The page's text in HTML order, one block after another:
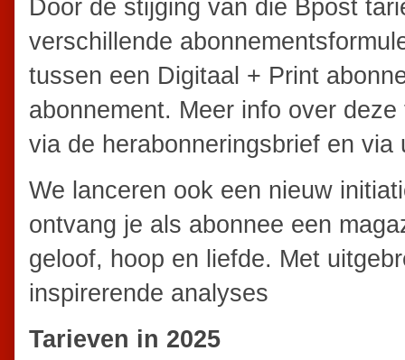
Door de stijging van die Bpost
verschillende
tussen een Digitaal + Print
abonnement. Meer info over
via de herabonneringsbrief en via
We lanceren ook een nieuw
ontvang je als abonnee een
geloof, hoop en liefde. Met
inspirerende analyses
Tarieven in 2025